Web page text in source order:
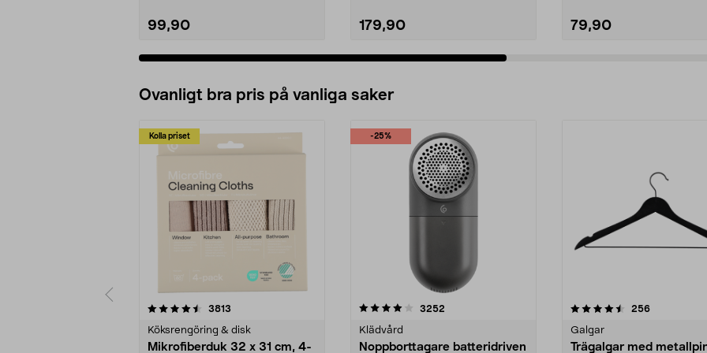
99,90 179,90 79,90
Ovanligt bra pris på vanliga saker
Kolla priset
3813
Köksrengöring & disk
Mikrofiberduk 32 x 31 cm, 4-
-25%
4.0av 5 stjärnor 3252
Klädvård
Noppborttagare batteridriven
4.5av 5 stjärnor 256recensioner
Galgar
Trägalgar med
4.0av 5 stjärnor